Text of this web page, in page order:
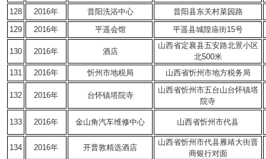
128 2016年 昔阳洗浴中心
昔阳县东关村菜园路
129
2016年 平遥会馆 平遥县城隍庙街15号
130 2016年 酒店
山西省定襄县五安路北景小区
北500米
131
2016年 忻州市地税局 山西省忻州市地方税务局
132 2016年 台怀镇塔院寺
山西省忻州市五台山台怀镇塔
院寺
133 2016年 金山角汽车维修中心 山西省忻州市代县
134 2016年 开普敦精选酒店
山西省忻州市代县雁靖大街晋
商银行对面